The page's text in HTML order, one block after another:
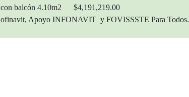
con balcón 4.10m2 $4,191,219.00
Apoyo INFONAVIT y FOVISSSTE Para Todos.